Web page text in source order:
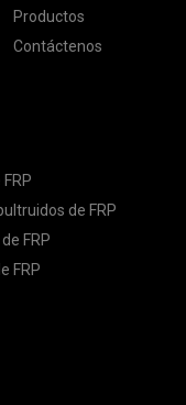
Productos
Contáctenos
de FRP
FRP
FRP